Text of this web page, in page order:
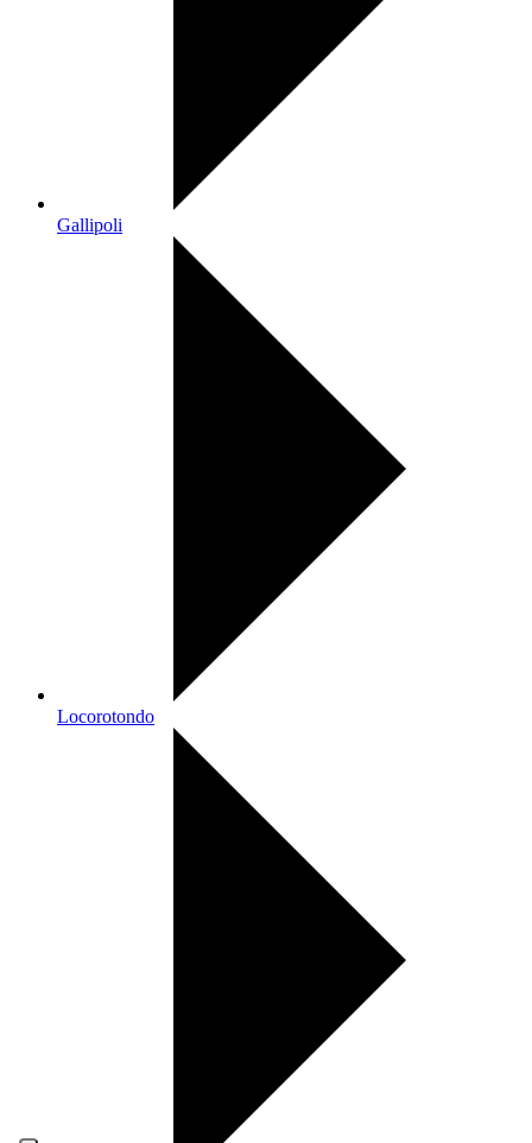
Gallipoli
Locorotondo